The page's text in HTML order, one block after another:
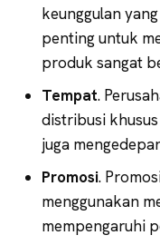
keunggulan
penting untuk
produk sangat
Tempat.
distribusi
juga
Promosi.
menggunakan
mempengaruhi